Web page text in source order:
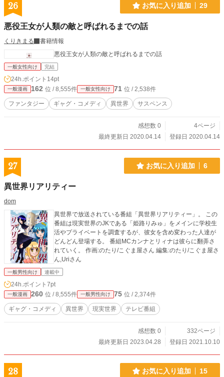
26 お気に入り追加 29
悪役王女が人類の敵と呼ばれるまでの話
くりきまる
書籍情報
悪役王女が人類の敵と呼ばれるまでの話
一般女性向け 完結
24h.ポイント 14pt
一般漫画 162 位 / 8,555件 一般女性向け 71 位 / 2,538件
ファンタジー ギャグ・コメディ 異世界 サスペンス
感想数 0
4ページ
最終更新日 2020.04.14
登録日 2020.04.14
27 お気に入り追加 6
異世界リアリティー
dom
異世界で放送されている番組「異世界リアリティー」。 この
番組は現実世界のJKである「姫路りみゅ」をメインに学校生
活やプライベートを調査するが、彼女を含め変わった人達が
どんどん登場する。 番組MCカンナとリィナは彼らに翻弄さ
れていく。 作画:のたり/こぐま屋さん 編集:のたり/こぐま屋さ
ん,Uriさん
一般男性向け 連載中
24h.ポイント 7pt
一般漫画 260 位 / 8,555件 一般男性向け 75 位 / 2,374件
ギャグ・コメディ 異世界 現実世界 テレビ番組
感想数 0
332ページ
最終更新日 2023.04.28
登録日 2021.10.10
28 お気に入り追加 15